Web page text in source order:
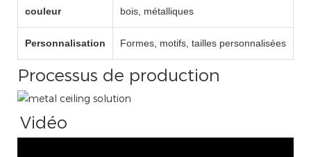
couleur
bois, métalliques
Personnalisation Formes, motifs, tailles personnalisées
Processus de production
Vidéo